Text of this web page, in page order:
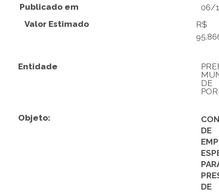
Publicado em
06/
Valor Estimado
R$
Entidade
DE
Objeto:
DE
DE